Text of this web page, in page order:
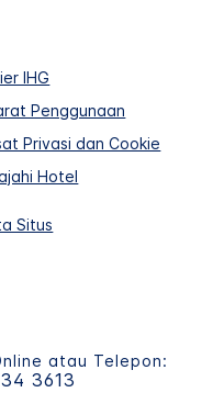
IHG
Penggunaan
Privasi dan Cookie
Hotel
Situs
atau Telepon:
3613